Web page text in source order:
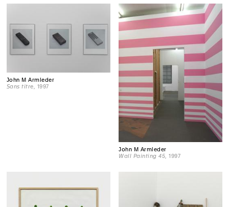
John M Armleder
Sans titre , 1997
John M Armleder
Wall Painting 45 , 1997